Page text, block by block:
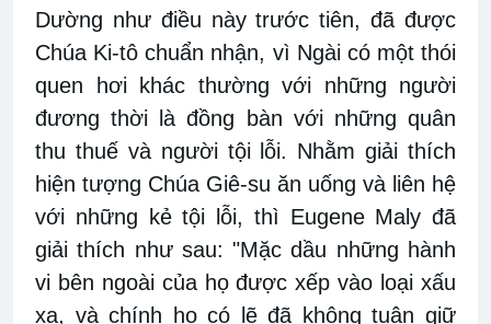
Dường như điều này trước tiên, đã được
Chúa Ki-tô chuẩn nhận, vì Ngài có một thói
quen hơi khác thường với những người
đương thời là đồng bàn với những quân
thu thuế và người tội lỗi. Nhằm giải thích
hiện tượng Chúa Giê-su ăn uống và liên hệ
với những kẻ tội lỗi, thì Eugene Maly đã
giải thích như sau: "Mặc dầu những hành
vi bên ngoài của họ được xếp vào loại xấu
xa, và chính họ có lẽ đã không tuân giữ